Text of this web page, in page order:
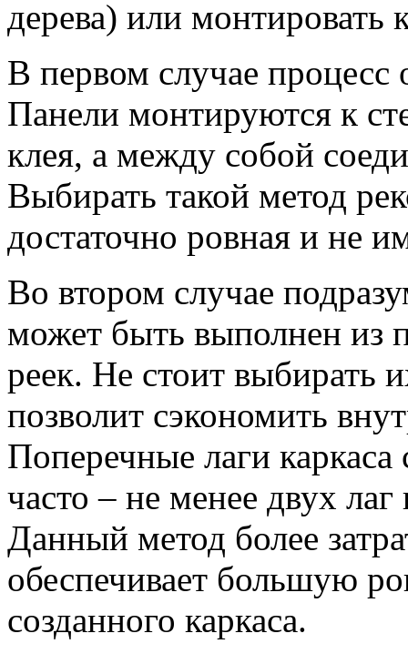
дерева) или монтировать
В первом случае
Панели монтируются к
клея, а между собой
Выбирать такой метод
достаточно ровная и не
Во втором случае
может быть выполнен из
реек. Не стоит
позволит сэкономить
Поперечные лаги каркаса
часто – не менее двух
Данный метод более
обеспечивает большую
созданного каркаса.